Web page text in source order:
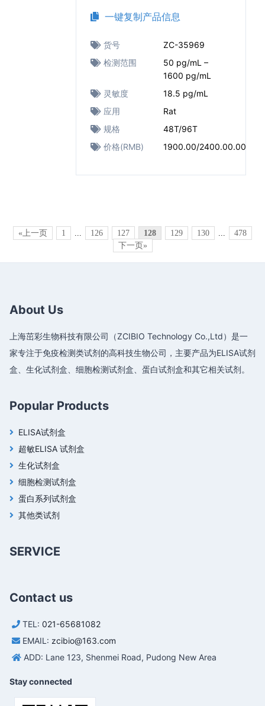
一键复制产品信息
货号
ZC-35969
检测范围
50 pg/mL –
1600 pg/mL
灵敏度
18.5 pg/mL
应用
Rat
规格
48T/96T
价格(RMB)
1900.00/2400.00.00
«上一页 1 ... 126 127 128 129 130 ...
478
下一页»
About Us
上海茁彩生物科技有限公司（ZCIBIO Technology Co.,Ltd）是一
家专注于免疫检测类试剂的高科技生物公司，主要产品为ELISA试剂
盒、生化试剂盒、细胞检测试剂盒、蛋白试剂盒和其它相关试剂。
Popular Products
ELISA试剂盒
超敏ELISA 试剂盒
生化试剂盒
细胞检测试剂盒
蛋白系列试剂盒
其他类试剂
SERVICE
Contact us
TEL: 021-65681082
EMAIL: zcibio@163.com
ADD: Lane 123, Shenmei Road, Pudong New Area
Stay connected